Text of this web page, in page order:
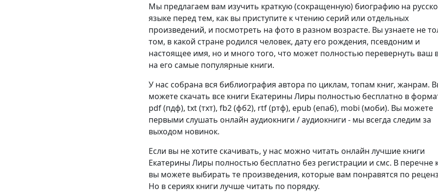
Мы предлагаем вам изучить краткую (сокращенную) биографию на
языке перед тем, как вы приступите к чтению серий или отдельных
произведений, и посмотреть на фото в разном возрасте. Вы узнаете не
том, в какой стране родился человек, дату его рождения, псевдоним и
настоящее имя, но и много того, что может полностью перевернуть ваш
на его самые популярные книги.
У нас собрана вся библиография автора по циклам, топам книг, жанрам.
можете скачать все книги Екатерины Лиры полностью бесплатно в
pdf (пдф), txt (тхт), fb2 (фб2), rtf (ртф), epub (епаб), mobi (моби). Вы можете
первыми слушать онлайн аудиокниги / аудиокниги - мы всегда следим за
выходом новинок.
Если вы не хотите скачивать, у нас можно читать онлайн лучшие книги
Екатерины Лиры полностью бесплатно без регистрации и смс. В перечне
вы можете выбирать те произведения, которые вам понравятся по
Но в сериях книги лучше читать по порядку.